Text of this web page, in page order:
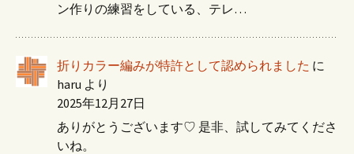
ン作りの練習をしている、テレ…
折りカラー編みが特許として認められました に
haru より
2025年12月27日
ありがとうございます♡ 是非、試してみてくださ
いね。